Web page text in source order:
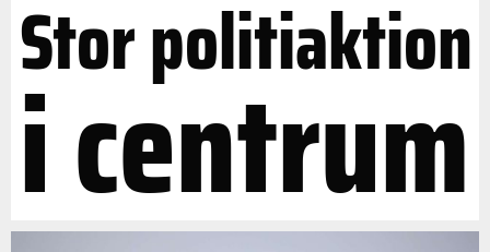
Stor politiaktion
i centrum